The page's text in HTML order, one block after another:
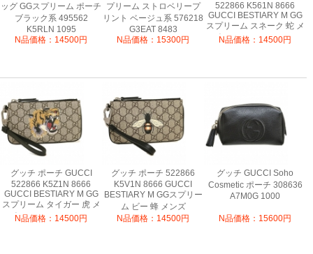
ッグ GGスプリーム ポーチ
ブラック系 495562
K5RLN 1095
N品価格：14500円
プリーム ストロベリープ
リント ベージュ系 576218
G3EAT 8483
N品価格：15300円
522866 K561N 8666
GUCCI BESTIARY M GG
スプリーム スネーク 蛇 メ
ンズ B.EB/N.MA/N.MA.PI.N
N品価格：14500円
グッチ ポーチ GUCCI
522866 K5Z1N 8666
GUCCI BESTIARY M GG
スプリーム タイガー 虎 メ
ンズ B.EB/N.MA/N.MA.PI.N
N品価格：14500円
グッチ ポーチ 522866
K5V1N 8666 GUCCI
BESTIARY M GGスプリー
ム ビー 蜂 メンズ
B.EB/N.MA/N.MA.PI.N
N品価格：14500円
グッチ GUCCI Soho
Cosmetic ポーチ 308636
A7M0G 1000
N品価格：15600円